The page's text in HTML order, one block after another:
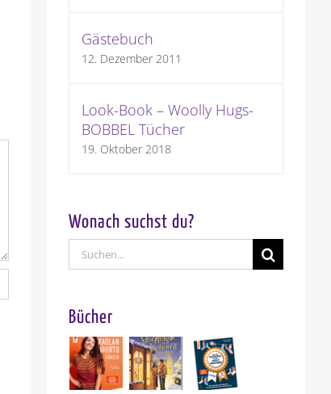
10. Juli 2026 | 4 Kommentare
Gästebuch
12. Dezember 2011
Look-Book – Woolly Hugs-
BOBBEL Tücher
19. Oktober 2018
Wonach suchst du?
Suche
nach:
Bücher